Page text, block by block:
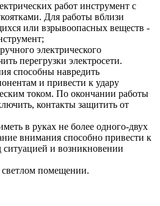
работ инструмент с
Для работы вблизи
или взрывоопасных веществ -
электрического
перегрузки электросети.
способны навредить
и привести к удару
током. По окончании работы
контакты защитить от
в руках не более одного-двух
внимания способно привести к
ситуацией и возникновении
помещении.